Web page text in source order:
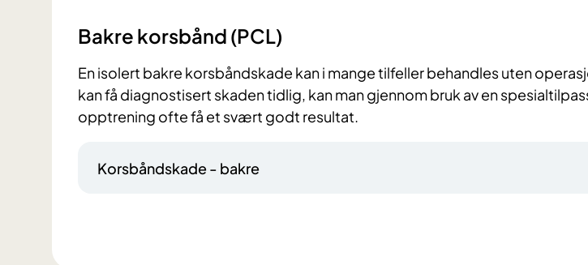
Bakre korsbånd (PCL)
En isolert bakre korsbåndskade kan i mange tilfeller behandles uten
kan få diagnostisert skaden tidlig, kan man gjennom bruk av en
opptrening ofte få et svært godt resultat.
Korsbåndskade - bakre